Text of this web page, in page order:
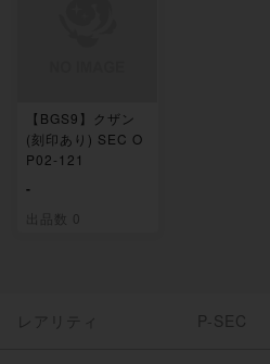
【BGS9】クザン
(刻印あり) SEC O
P02-121
-
出品数 0
レアリティ P-SEC